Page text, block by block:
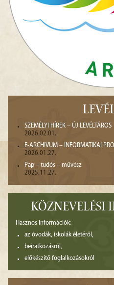
SZEMÉLYI HÍREK – ÚJ LEVÉLTÁROS
2026.02.01.
E-ARCHIVUM – INFORMATIKAI
2026.01.27.
Pap – tudós – művész
2025.11.27.
KÖZNEVELÉSI
Hasznos információk:
az óvodák, iskolák életéről,
beiratkozásról,
előkészítő foglalkozásokról